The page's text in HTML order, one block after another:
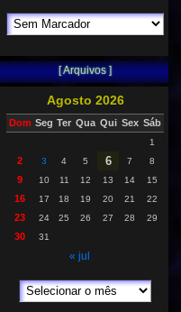
[ Arquivos ]
Agosto 2026
Dom Seg Ter Qua Qui Sex Sáb
1
2 3 4 5 6 7 8
9 10 11 12 13 14 15
16 17 18 19 20 21 22
23 24 25 26 27 28 29
30 31
« jul